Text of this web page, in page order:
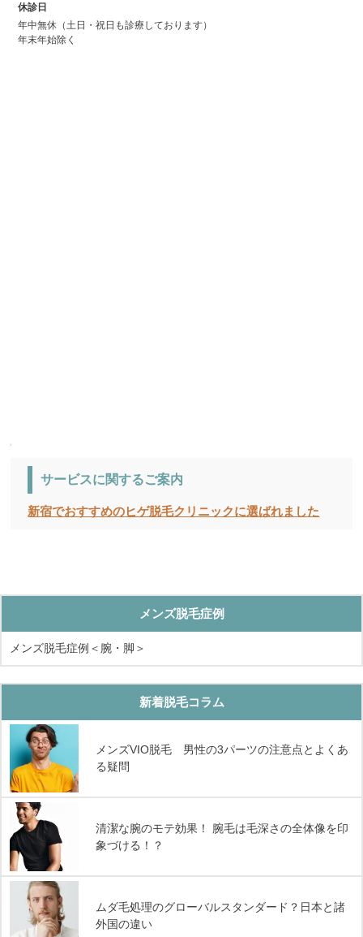
休診日
年中無休（土日・祝日も診療しております）
年末年始除く
サービスに関するご案内
新宿でおすすめのヒゲ脱毛クリニックに選ばれました
メンズ脱毛症例
メンズ脱毛症例＜腕・脚＞
新着脱毛コラム
メンズVIO脱毛 男性の3パーツの注意点とよくあ
る疑問
清潔な腕のモテ効果！ 腕毛は毛深さの全体像を印
象づける！？
ムダ毛処理のグローバルスタンダード？日本と諸
外国の違い